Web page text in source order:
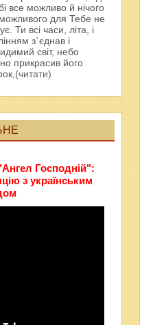
все можливо й нічого
для Тебе не
Ти всі часи, літа, і
з`єднав і
світ, небо
прикрасив його
(читати)
Господній":
з українським